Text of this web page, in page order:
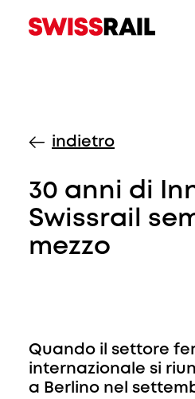
indietro
30 anni di
Swissrail
mezzo
Quando il settore
internazionale si
a Berlino nel